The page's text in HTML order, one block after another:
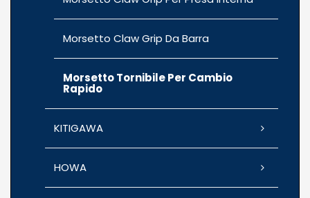
Morsetto Claw Grip Da Barra
Morsetto Tornibile Per Cambio
Rapido
KITIGAWA
HOWA